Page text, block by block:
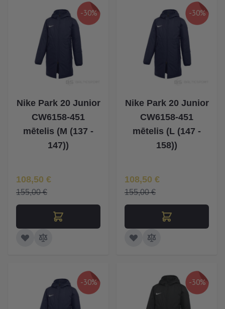
-30%
Nike Park 20 Junior
CW6158-451
mētelis (M (137 -
147))
Īpaša Cena
108,50 €
155,00 €
-30%
Nike Park 20 Junior
CW6158-451
mētelis (L (147 -
158))
Īpaša Cena
108,50 €
155,00 €
-30% -30%